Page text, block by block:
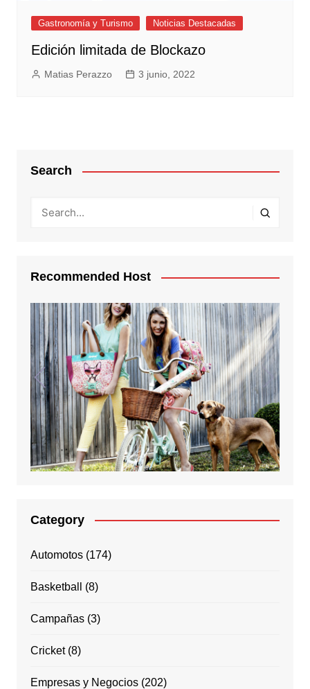
Gastronomía y Turismo Noticias Destacadas
Edición limitada de Blockazo
Matias Perazzo 3 junio, 2022
Search
Recommended Host
Category
Automotos(174)
Basketball (8)
Campañas(3)
Cricket(8)
Empresas y Negocios(202)